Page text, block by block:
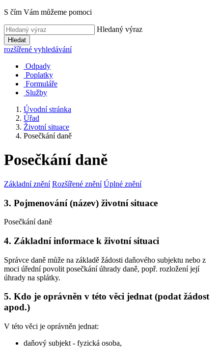
S čím Vám můžeme pomoci
Hledaný výraz
Hledat
rozšířené vyhledávání
Odpady
Poplatky
Formuláře
Služby
Úvodní stránka
Úřad
Životní situace
Posečkání daně
Posečkání daně
Základní znění Rozšířené znění Úplné znění
3. Pojmenování (název) životní situace
Posečkání daně
4. Základní informace k životní situaci
Správce daně může na základě žádosti daňového subjektu nebo z
moci úřední povolit posečkání úhrady daně, popř. rozložení její
úhrady na splátky.
5. Kdo je oprávněn v této věci jednat (podat žádost
apod.)
V této věci je oprávněn jednat:
daňový subjekt - fyzická osoba,